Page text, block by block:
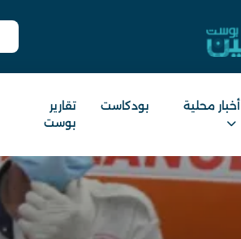
أخبار محلية بودكاست
تقارير
بوست